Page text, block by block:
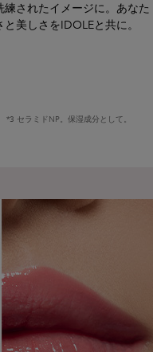
ン*5
クワランは水分の蒸発を防ぎ
燥から唇を守る。
合。
練されたイメージに。あなた
と美しさをIDOLEと共に。
セラミドNP。保湿成分として。